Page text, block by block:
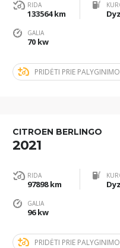
RIDA
133564 km
GALIA
70 kw
PRIDĖTI PRIE PALYGINIMO
CITROEN BERLINGO
2021
RIDA
97898 km
GALIA
96 kw
PRIDĖTI PRIE PALYGINIMO